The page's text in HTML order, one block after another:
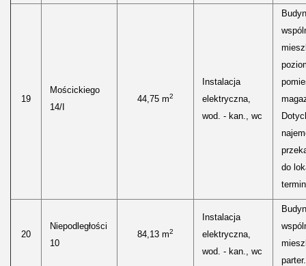
19
Mościckiego
14/I
44,75 m2
Instalacja
elektryczna,
wod. - kan., wc
do
20
Niepodległości
10
84,13 m2
Instalacja
elektryczna,
wod. - kan., wc
parter.